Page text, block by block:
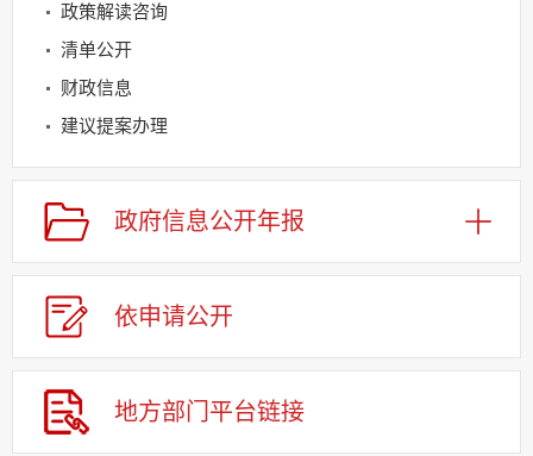
政策解读咨询
清单公开
财政信息
建议提案办理
公务员及事业单位招录
应急管理
回应关切
监督保障
其他法定信息
政府信息公开年报
依申请公开
地方部门 平台链接